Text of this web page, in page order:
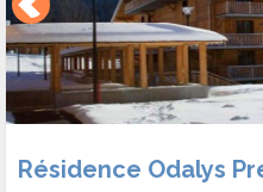
Résidence Odalys